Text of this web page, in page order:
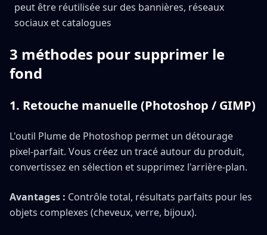
peut être réutilisée sur des bannières, réseaux
sociaux et catalogues
3 méthodes pour supprimer le
fond
1. Retouche manuelle (Photoshop / GIMP)
L'outil Plume de Photoshop permet un détourage
pixel-parfait. Vous créez un tracé autour du produit,
convertissez en sélection et supprimez l'arrière-plan.
Avantages : Contrôle total, résultats parfaits pour les
objets complexes (cheveux, verre, bijoux).